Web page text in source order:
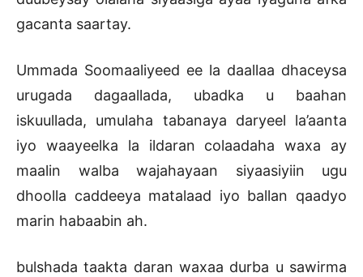
gacanta saartay.
Ummada Soomaaliyeed ee la daallaa dhaceysa
urugada dagaallada, ubadka u baahan
iskuullada, umulaha tabanaya daryeel la’aanta
iyo waayeelka la ildaran colaadaha waxa ay
maalin walba wajahayaan siyaasiyiin ugu
dhoolla caddeeya matalaad iyo ballan qaadyo
marin habaabin ah.
bulshada taakta daran waxaa durba u sawirma